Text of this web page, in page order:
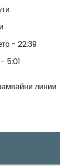
- 22:39
5:01
линии